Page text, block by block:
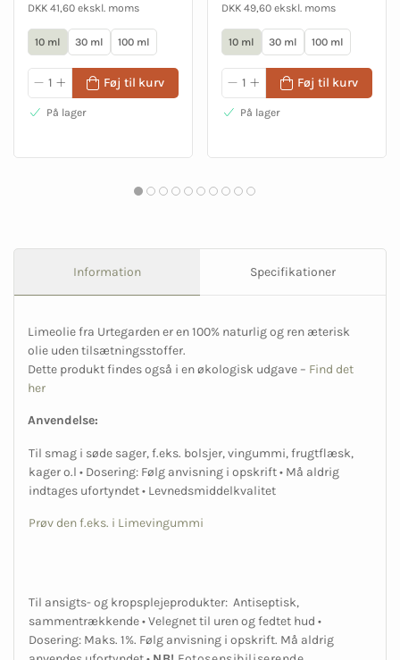
DKK 41,60 ekskl. moms
10 ml 30 ml 100 ml
Føj til kurv
På lager
DKK 49,60 ekskl. moms
10 ml 30 ml 100 ml
Føj til kurv
På lager
Information Specifikationer
Limeolie fra Urtegarden er en 100% naturlig og ren æterisk
olie uden tilsætningsstoffer.
Dette produkt findes også i en økologisk udgave – Find det
her
Anvendelse:
Til smag i søde sager, f.eks. bolsjer, vingummi, frugtflæsk,
kager o.l • Dosering: Følg anvisning i opskrift • Må aldrig
indtages ufortyndet • Levnedsmiddelkvalitet
Prøv den f.eks. i Limevingummi
Til ansigts- og kropsplejeprodukter: Antiseptisk,
sammentrækkende • Velegnet til uren og fedtet hud •
Dosering: Maks. 1%. Følg anvisning i opskrift. Må aldrig